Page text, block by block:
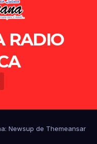
RADIO
Newsup de Themeansar